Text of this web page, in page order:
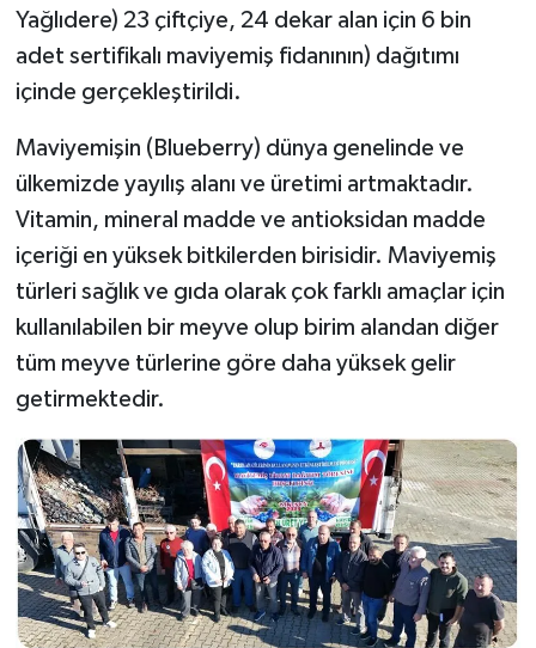
Yağlıdere) 23 çiftçiye, 24 dekar alan için 6 bin
adet sertifikalı maviyemiş fidanının) dağıtımı
içinde gerçekleştirildi.
Maviyemişin (Blueberry) dünya genelinde ve
ülkemizde yayılış alanı ve üretimi artmaktadır.
Vitamin, mineral madde ve antioksidan madde
içeriği en yüksek bitkilerden birisidir. Maviyemiş
türleri sağlık ve gıda olarak çok farklı amaçlar için
kullanılabilen bir meyve olup birim alandan diğer
tüm meyve türlerine göre daha yüksek gelir
getirmektedir.